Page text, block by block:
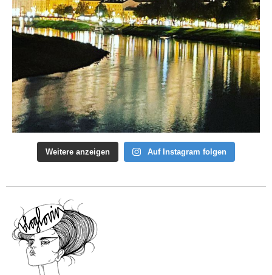
Weitere anzeigen Auf Instagram folgen